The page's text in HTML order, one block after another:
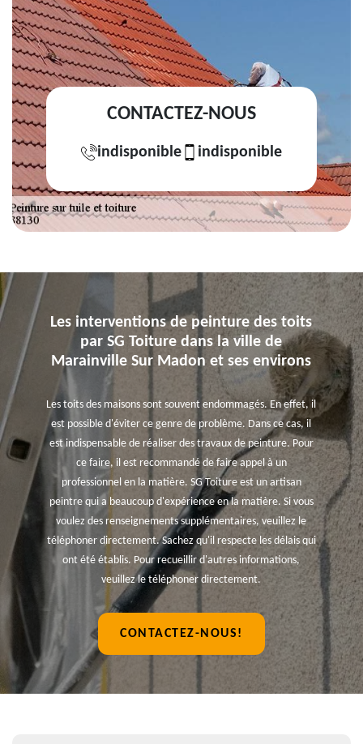
CONTACTEZ-NOUS
indisponible indisponible
Les interventions de peinture des toits
par SG Toiture dans la ville de
Marainville Sur Madon et ses environs
Les toits des maisons sont souvent endommagés. En effet, il
est possible d'éviter ce genre de problème. Dans ce cas, il
est indispensable de réaliser des travaux de peinture. Pour
ce faire, il est recommandé de faire appel à un
professionnel en la matière. SG Toiture est un artisan
peintre qui a beaucoup d'expérience en la matière. Si vous
voulez des renseignements supplémentaires, veuillez le
téléphoner directement. Sachez qu'il respecte les délais qui
ont été établis. Pour recueillir d'autres informations,
veuillez le téléphoner directement.
CONTACTEZ-NOUS!